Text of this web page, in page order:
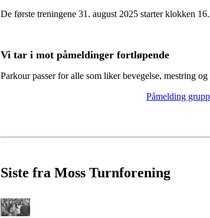
De første treningene 31. august 2025 starter klokken
Vi tar i mot påmeldinger fortløpende
Parkour passer for alle som liker bevegelse, mestring
Påmelding
Siste fra Moss Turnforening